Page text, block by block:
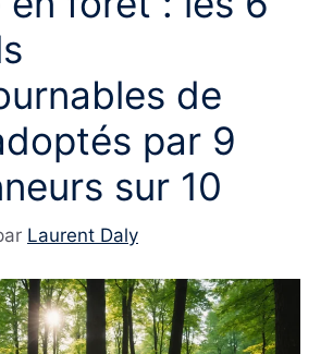
de
par 9
sur 10
Laurent Daly